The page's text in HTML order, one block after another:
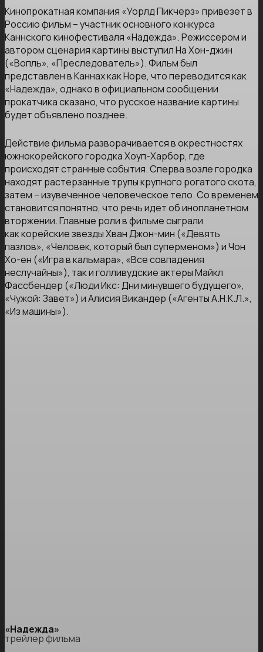
Кинопрокатная компания «Уорлд Пикчерз» привезет в
Россию фильм – участник основного конкурса
Каннского кинофестиваля «Надежда». Режиссером и
автором сценария картины выступил На Хон-джин
(«Вопль», «Преследователь»). Фильм был
представлен в Каннах как Hope, что переводится как
«Надежда», однако в официальном сообщении
прокатчика сказано, что русское название картины
будет объявлено позднее.
Действие фильма разворачивается в окрестностях
южнокорейского городка Хоуп-Харбор, где
происходят странные события. Сперва возле городка
находят растерзанные трупы крупного рогатого скота,
затем – изувеченное человеческое тело. Со временем
становится понятно, что речь идет об инопланетном
вторжении. Главные роли в фильме сыграли
как корейские звезды Хван Джон-мин («Девять
пазлов», «Человек, который был суперменом») и Чон
Хо-ен («Игра в кальмара», «Все совпадения
неслучайны»), так и голливудские актеры Майкл
Фассбендер («Люди Икс: Дни минувшего будущего»,
«Чужой: Завет») и Алисия Викандер («Агенты А.Н.К.Л.»,
«Из машины»).
«Надежда»
трейлер фильма